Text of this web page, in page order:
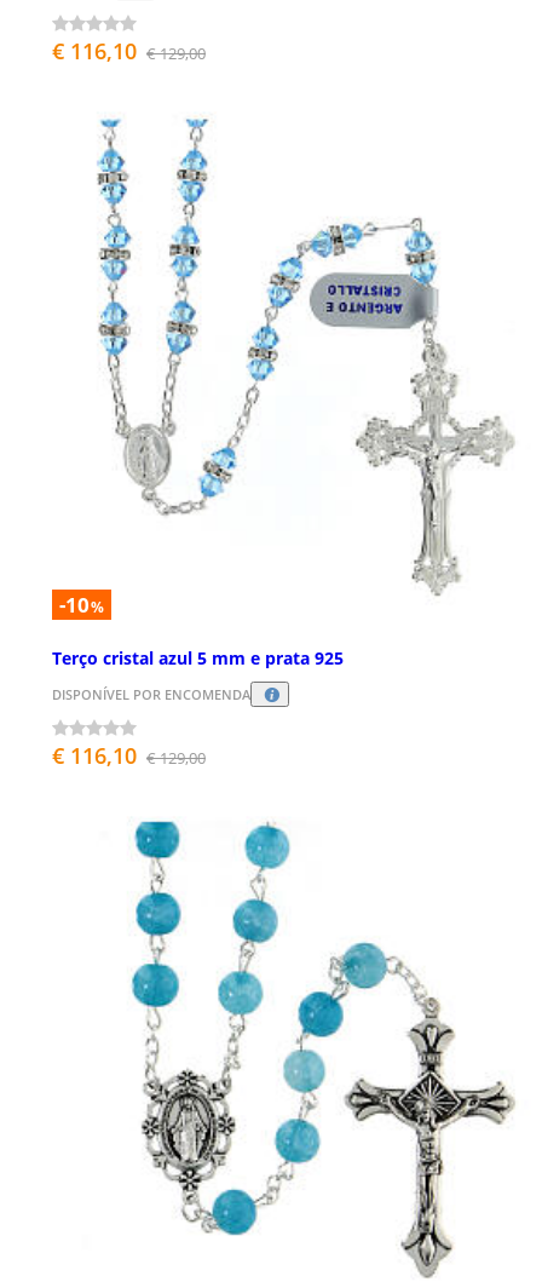
€ 116,10 € 129,00
-10%
Terço cristal azul 5 mm e prata 925
DISPONÍVEL POR ENCOMENDA
€ 116,10 € 129,00